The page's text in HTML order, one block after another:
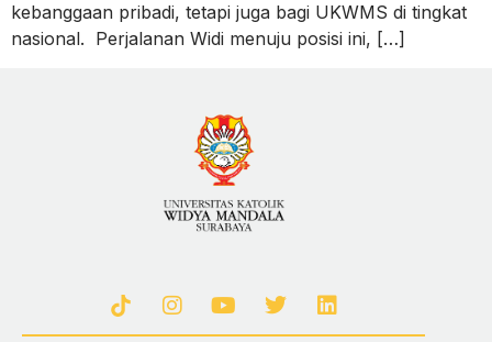
kebanggaan pribadi, tetapi juga bagi UKWMS di tingkat
nasional. Perjalanan Widi menuju posisi ini, […]